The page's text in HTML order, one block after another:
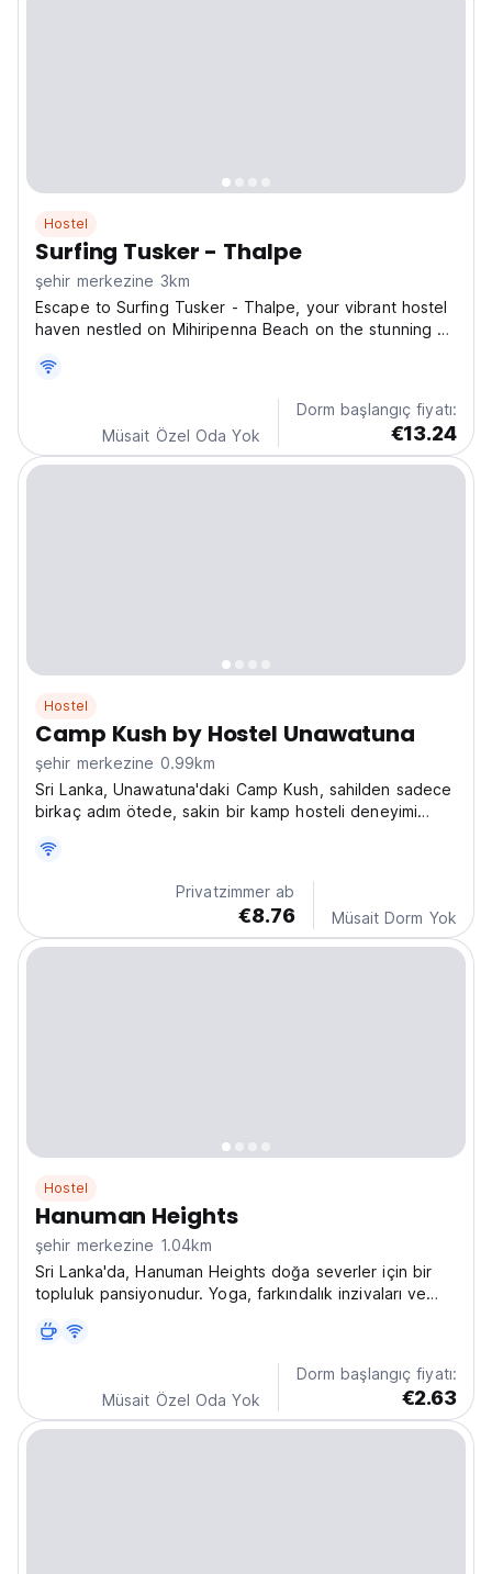
Hostel
Surfing Tusker - Thalpe
şehir merkezine 3km
Escape to Surfing Tusker - Thalpe, your vibrant hostel
haven nestled on Mihiripenna Beach on the stunning Sri
adventure in our cozy and comfy hostel, just a stone's
throw from the ocean. Imagine waking...
Müsait Özel Oda Yok
Dorm başlangıç fiyatı:
€13.24
Hostel
Camp Kush by Hostel Unawatuna
şehir merkezine 0.99km
Sri Lanka, Unawatuna'daki Camp Kush, sahilden sadece
birkaç adım ötede, sakin bir kamp hosteli deneyimi
yer. (Auto-translated from original language)
Privatzimmer ab
€8.76 Müsait Dorm Yok
Hostel
Hanuman Heights
şehir merkezine 1.04km
Sri Lanka'da, Hanuman Heights doğa severler için bir
topluluk pansiyonudur. Yoga, farkındalık inzivaları ve
yalnız gezginler için Sri Lanka'daki en iyi pansiyonlardan
biridir. (Auto-translated from original...
Müsait Özel Oda Yok
Dorm başlangıç fiyatı:
€2.63